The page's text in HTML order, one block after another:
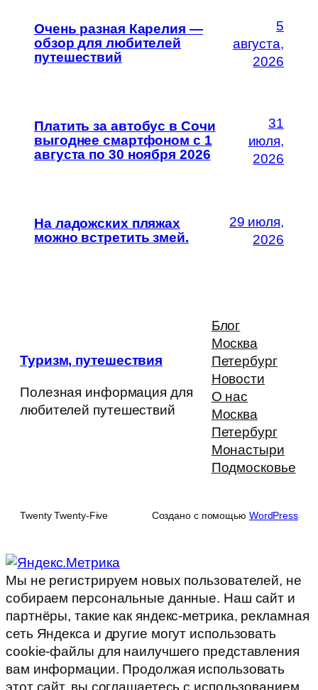
Очень разная Карелия —
обзор для любителей
путешествий
5
августа,
2026
Платить за автобус в Сочи
выгоднее смартфоном с 1
августа по 30 ноября 2026
31
июля,
2026
На ладожских пляжах
можно встретить змей.
29 июля,
2026
Туризм, путешествия
Полезная информация для
любителей путешествий
Блог
Москва
Петербург
Новости
О нас
Москва
Петербург
Монастыри
Подмосковье
Twenty Twenty-Five Создано с помощью WordPress
Мы не регистрируем новых пользователей, не
собираем персональные данные. Наш сайт и
партнёры, такие как яндекс-метрика, рекламная
сеть Яндекса и другие могут использовать
cookie-файлы для наилучшего представления
вам информации. Продолжая использовать
этот сайт, вы соглашаетесь с использованием